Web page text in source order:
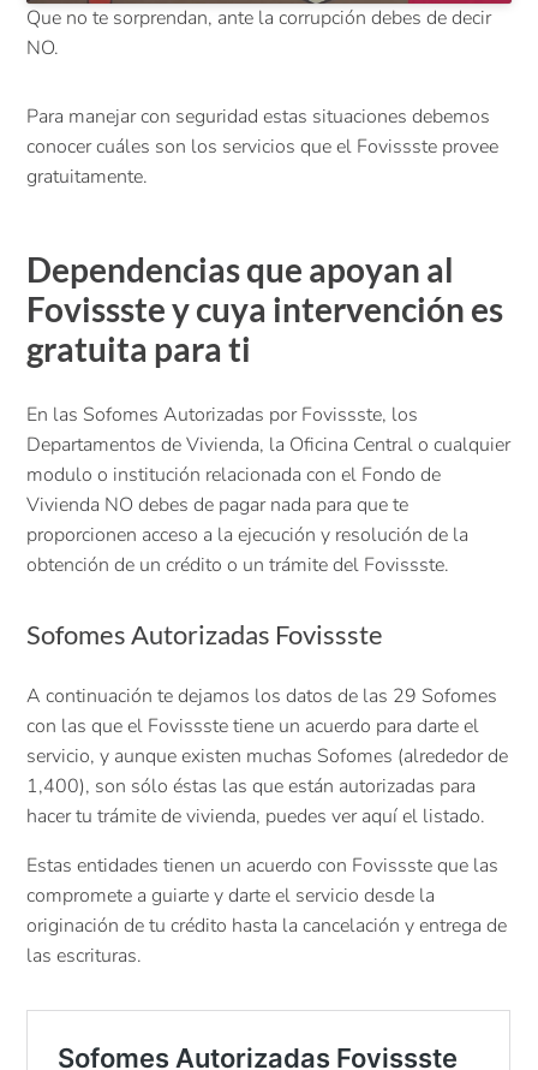
Que no te sorprendan, ante la corrupción debes de decir
NO.
Para manejar con seguridad estas situaciones debemos
conocer cuáles son los servicios que el Fovissste provee
gratuitamente.
Dependencias que apoyan al
Fovissste y cuya intervención es
gratuita para ti
En las Sofomes Autorizadas por Fovissste, los
Departamentos de Vivienda, la Oficina Central o cualquier
modulo o institución relacionada con el Fondo de
Vivienda NO debes de pagar nada para que te
proporcionen acceso a la ejecución y resolución de la
obtención de un crédito o un trámite del Fovissste.
Sofomes Autorizadas Fovissste
A continuación te dejamos los datos de las 29 Sofomes
con las que el Fovissste tiene un acuerdo para darte el
servicio, y aunque existen muchas Sofomes (alrededor de
1,400), son sólo éstas las que están autorizadas para
hacer tu trámite de vivienda, puedes ver aquí el listado.
Estas entidades tienen un acuerdo con Fovissste que las
compromete a guiarte y darte el servicio desde la
originación de tu crédito hasta la cancelación y entrega de
las escrituras.